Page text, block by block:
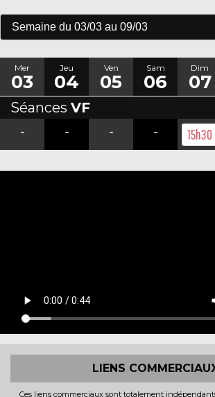
Mer
03
Jeu
04
Ven
05
Sam
06
Dim
07
Séances VF
-
- - - 15h30
LIENS
Ces liens commerciaux sont totalement